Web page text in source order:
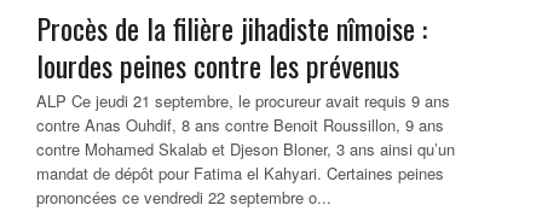
Procès de la filière jihadiste nîmoise :
lourdes peines contre les prévenus
ALP Ce jeudi 21 septembre, le procureur avait requis 9 ans
contre Anas Ouhdif, 8 ans contre Benoit Roussillon, 9 ans
contre Mohamed Skalab et Djeson Bloner, 3 ans ainsi qu’un
mandat de dépôt pour Fatima el Kahyari. Certaines peines
prononcées ce vendredi 22 septembre o...